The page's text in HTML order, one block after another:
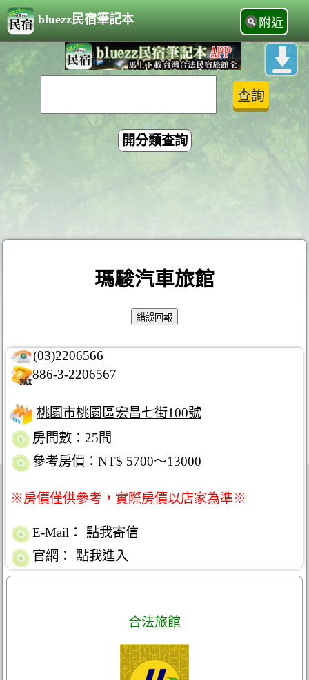
bluezz民宿筆記本 附近
開分類查詢
瑪駿汽車旅館
(03)2206566
886-3-2206567
桃園市桃園區宏昌七街100號
房間數：25間
參考房價：NT$ 5700～13000
※房價僅供參考，實際房價以店家為準※
E-Mail：
點我寄信
官網：
點我進入
合法旅館